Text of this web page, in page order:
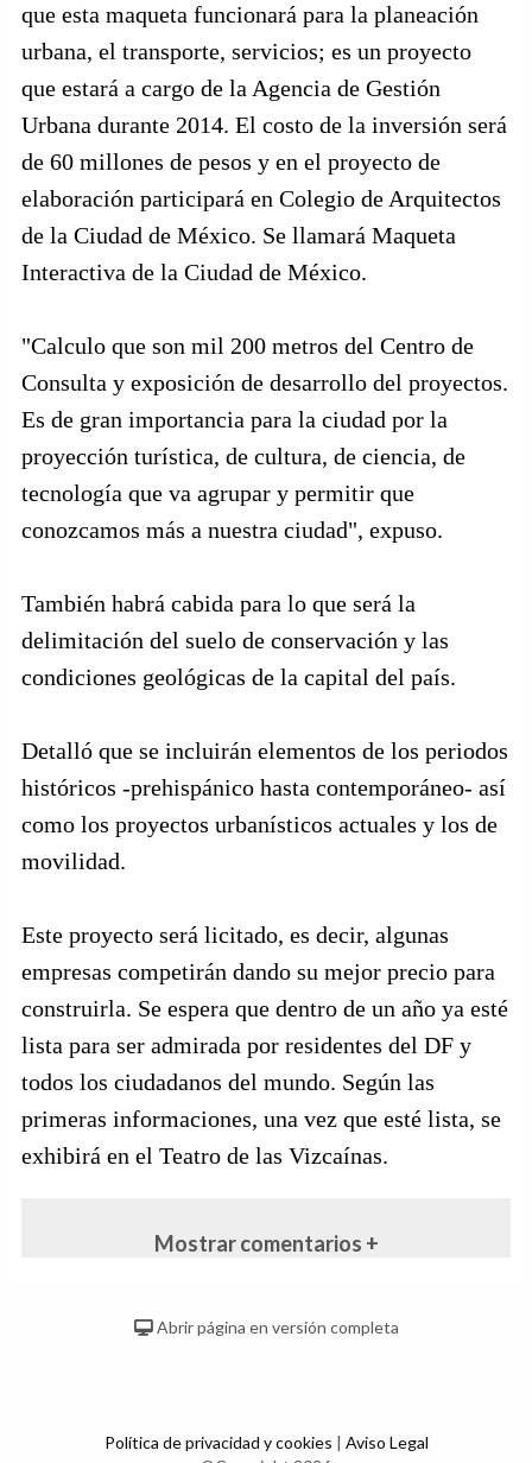
que esta maqueta funcionará para la planeación
urbana, el transporte, servicios; es un proyecto
que estará a cargo de la Agencia de Gestión
Urbana durante 2014. El costo de la inversión será
de 60 millones de pesos y en el proyecto de
elaboración participará en Colegio de Arquitectos
de la Ciudad de México. Se llamará Maqueta
Interactiva de la Ciudad de México.
"Calculo que son mil 200 metros del Centro de
Consulta y exposición de desarrollo del proyectos.
Es de gran importancia para la ciudad por la
proyección turística, de cultura, de ciencia, de
tecnología que va agrupar y permitir que
conozcamos más a nuestra ciudad", expuso.
También habrá cabida para lo que será la
delimitación del suelo de conservación y las
condiciones geológicas de la capital del país.
Detalló que se incluirán elementos de los periodos
históricos -prehispánico hasta contemporáneo- así
como los proyectos urbanísticos actuales y los de
movilidad.
Este proyecto será licitado, es decir, algunas
empresas competirán dando su mejor precio para
construirla. Se espera que dentro de un año ya esté
lista para ser admirada por residentes del DF y
todos los ciudadanos del mundo. Según las
primeras informaciones, una vez que esté lista, se
exhibirá en el Teatro de las Vizcaínas.
Mostrar comentarios +
Abrir página en versión completa
Política de privacidad y cookies | Aviso Legal